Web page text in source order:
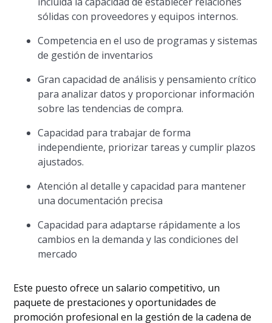
sólidas con proveedores y equipos internos.
Competencia en el uso de programas y sistemas
de gestión de inventarios
Gran capacidad de análisis y pensamiento crítico
para analizar datos y proporcionar información
sobre las tendencias de compra.
Capacidad para trabajar de forma
independiente, priorizar tareas y cumplir plazos
ajustados.
Atención al detalle y capacidad para mantener
una documentación precisa
Capacidad para adaptarse rápidamente a los
cambios en la demanda y las condiciones del
mercado
Este puesto ofrece un salario competitivo, un
paquete de prestaciones y oportunidades de
promoción profesional en la gestión de la cadena de